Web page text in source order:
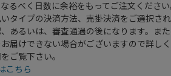
るべく日数に余裕をもってご注文ください
タイプの決済方法、売掛決済をご選択さ
あるいは、審査通過の後になります。ま
届けできない場合がございますので詳し
ご覧下さい。
こちら